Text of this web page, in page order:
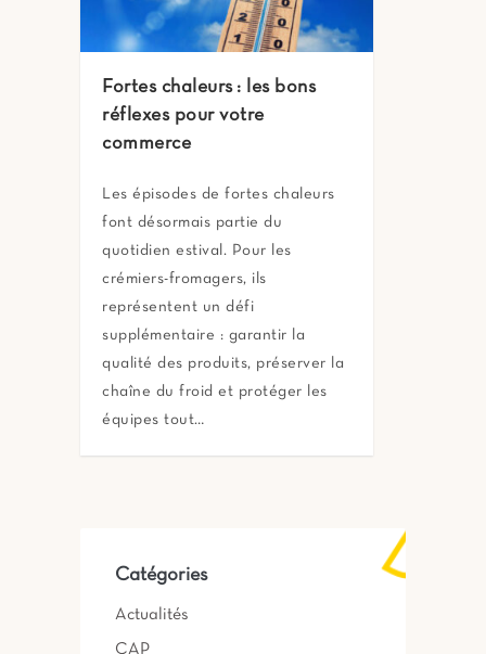
Fortes chaleurs : les bons
réflexes pour votre
commerce
Les épisodes de fortes chaleurs
font désormais partie du
quotidien estival. Pour les
crémiers-fromagers, ils
représentent un défi
supplémentaire : garantir la
qualité des produits, préserver la
chaîne du froid et protéger les
équipes tout…
Catégories
Actualités
CAP